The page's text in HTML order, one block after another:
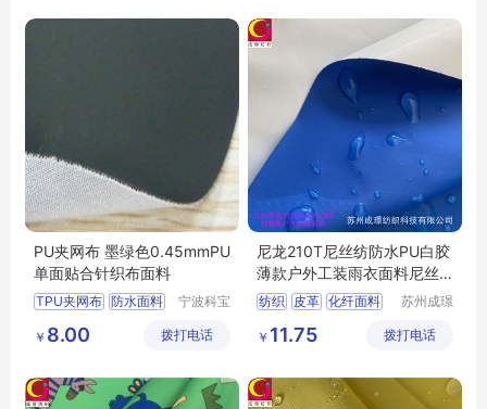
PU夹网布 墨绿色0.45mmPU
单面贴合针织布面料
TPU夹网布 防水面料
箱包面料
宁波科宝
有限公司
￥ 8.00 拨打电话
尼龙210T尼丝纺防水PU白胶
薄款户外工装雨衣面料尼丝
纺
纺织 皮革 化纤面料
苏州成璟
有限公司
￥ 11.75 拨打电话